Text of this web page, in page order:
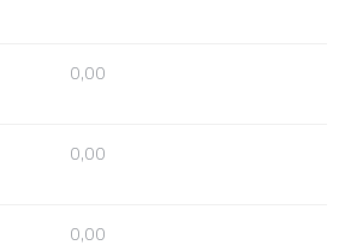
0,00
0,00
0,00